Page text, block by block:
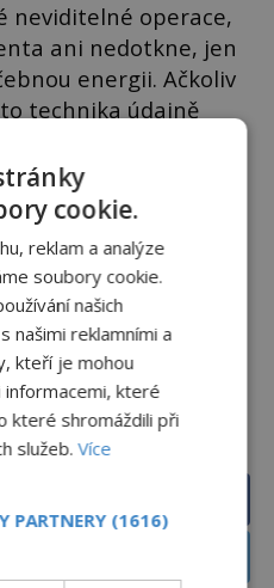
neviditelné operace,
ani nedotkne, jen
energii. Ačkoliv
technika údajně
celá řada
pravdu?
cookie.
reklam a analýze
soubory cookie.
našich
našimi reklamními a
kteří je mohou
informacemi, které
které shromáždili při
služeb.Více
PARTNERY (1616)